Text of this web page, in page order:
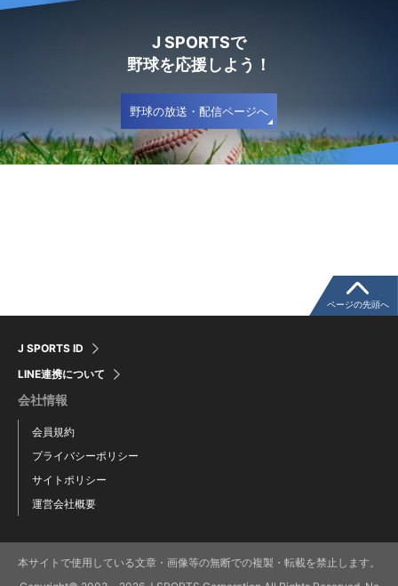
J SPORTSで
野球を応援しよう！
野球の放送・配信ページへ
J SPORTS ID
LINE連携について
会社情報
会員規約
プライバシーポリシー
サイトポリシー
運営会社概要
ページの先頭へ
本サイトで使用している文章・画像等の無断での複製・転載を禁止します。